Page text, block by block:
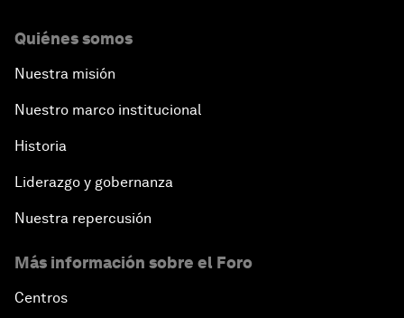
Quiénes somos
Nuestra misión
Nuestro marco institucional
Historia
Liderazgo y gobernanza
Nuestra repercusión
Más información sobre el Foro
Centros